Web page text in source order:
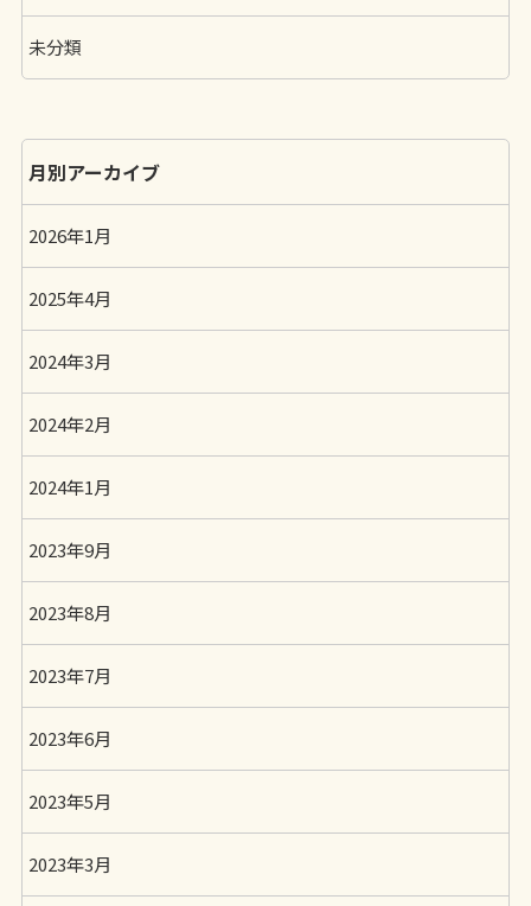
未分類
月別アーカイブ
2026年1月
2025年4月
2024年3月
2024年2月
2024年1月
2023年9月
2023年8月
2023年7月
2023年6月
2023年5月
2023年3月